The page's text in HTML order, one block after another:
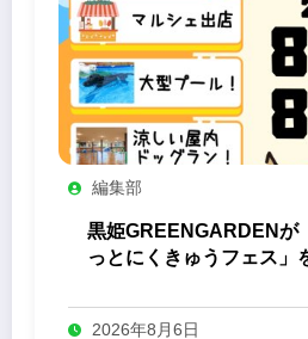
編集部
黒姫GREENGARDENが
っとにくきゅうフェス」
2026年8月6日